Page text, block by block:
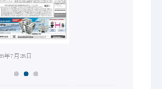
年7月28日